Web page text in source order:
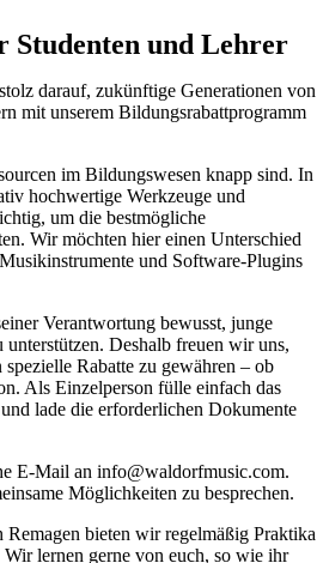
Studenten und Lehrer
darauf, zukünftige Generationen von
mit unserem Bildungsrabattprogramm
im Bildungswesen knapp sind. In
hochwertige Werkzeuge und
um die bestmögliche
Wir möchten hier einen Unterschied
und Software-Plugins
Verantwortung bewusst, junge
Deshalb freuen wir uns,
Rabatte zu gewähren – ob
Als Einzelperson fülle einfach das
lade die erforderlichen Dokumente
E-Mail an info@waldorfmusic.com.
Möglichkeiten zu besprechen.
bieten wir regelmäßig Praktika
Wir lernen gerne von euch, so wie ihr